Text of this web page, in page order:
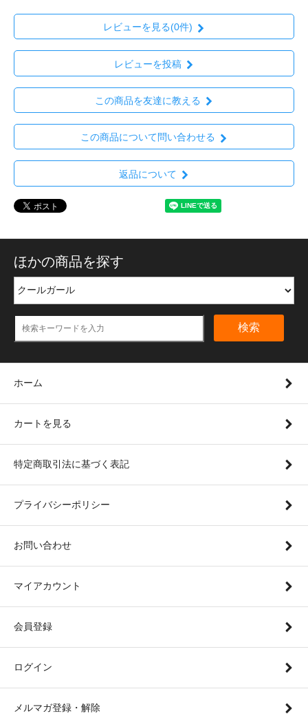
レビューを見る(0件)
レビューを投稿
この商品を友達に教える
この商品について問い合わせる
返品について
ほかの商品を探す
検索
ホーム
カートを見る
特定商取引法に基づく表記
プライバシーポリシー
お問い合わせ
マイアカウント
会員登録
ログイン
メルマガ登録・解除